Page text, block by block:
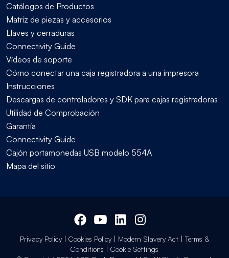
Catálogos de Productos
Matriz de piezas y accesorios
Llaves y cerraduras
Connectivity Guide
Vídeos de soporte
Cómo conectar una caja registradora a una impresora
Instrucciones
Descargas de controladores y SDK para cajas registradoras
Utilidad de Comprobación
Garantía
Connectivity Guide
Cajón portamonedas USB modelo 554A
Mapa del sitio
Privacy Policy| Cookies Policy| Modern Slavery Act| Terms &
Conditions | Cookie Settings